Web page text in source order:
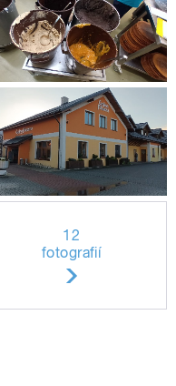
12
fotografií